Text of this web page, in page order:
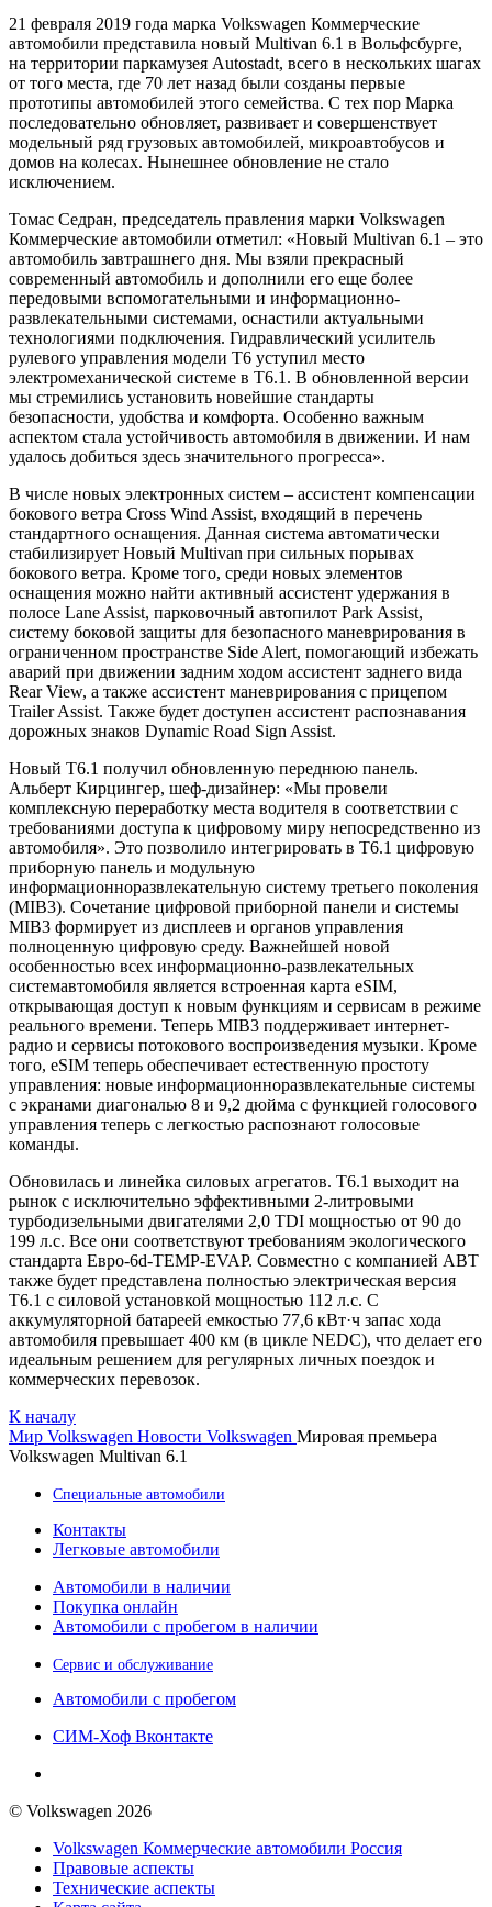
21 февраля 2019 года марка Volkswagen Коммерческие
автомобили представила новый Multivan 6.1 в Вольфсбурге,
на территории паркамузея Autostadt, всего в нескольких шагах
от того места, где 70 лет назад были созданы первые
прототипы автомобилей этого семейства. С тех пор Марка
последовательно обновляет, развивает и совершенствует
модельный ряд грузовых автомобилей, микроавтобусов и
домов на колесах. Нынешнее обновление не стало
исключением.
Томас Седран, председатель правления марки Volkswagen
Коммерческие автомобили отметил: «Новый Multivan 6.1 – это
автомобиль завтрашнего дня. Мы взяли прекрасный
современный автомобиль и дополнили его еще более
передовыми вспомогательными и информационно-
развлекательными системами, оснастили актуальными
технологиями подключения. Гидравлический усилитель
рулевого управления модели T6 уступил место
электромеханической системе в T6.1. В обновленной версии
мы стремились установить новейшие стандарты
безопасности, удобства и комфорта. Особенно важным
аспектом стала устойчивость автомобиля в движении. И нам
удалось добиться здесь значительного прогресса».
В числе новых электронных систем – ассистент компенсации
бокового ветра Cross Wind Assist, входящий в перечень
стандартного оснащения. Данная система автоматически
стабилизирует Новый Multivan при сильных порывах
бокового ветра. Кроме того, среди новых элементов
оснащения можно найти активный ассистент удержания в
полосе Lane Assist, парковочный автопилот Park Assist,
систему боковой защиты для безопасного маневрирования в
ограниченном пространстве Side Alert, помогающий избежать
аварий при движении задним ходом ассистент заднего вида
Rear View, а также ассистент маневрирования с прицепом
Trailer Assist. Также будет доступен ассистент распознавания
дорожных знаков Dynamic Road Sign Assist.
Новый T6.1 получил обновленную переднюю панель.
Альберт Кирцингер, шеф-дизайнер: «Мы провели
комплексную переработку места водителя в соответствии с
требованиями доступа к цифровому миру непосредственно из
автомобиля». Это позволило интегрировать в Т6.1 цифровую
приборную панель и модульную
информационноразвлекательную систему третьего поколения
(MIB3). Сочетание цифровой приборной панели и системы
MIB3 формирует из дисплеев и органов управления
полноценную цифровую среду. Важнейшей новой
особенностью всех информационно-развлекательных
системавтомобиля является встроенная карта eSIM,
открывающая доступ к новым функциям и сервисам в режиме
реального времени. Теперь MIB3 поддерживает интернет-
радио и сервисы потокового воспроизведения музыки. Кроме
того, eSIM теперь обеспечивает естественную простоту
управления: новые информационноразвлекательные системы
с экранами диагональю 8 и 9,2 дюйма с функцией голосового
управления теперь с легкостью распознают голосовые
команды.
Обновилась и линейка силовых агрегатов. T6.1 выходит на
рынок с исключительно эффективными 2-литровыми
турбодизельными двигателями 2,0 TDI мощностью от 90 до
199 л.с. Все они соответствуют требованиям экологического
стандарта Евро-6d-TEMP-EVAP. Совместно с компанией ABT
также будет представлена полностью электрическая версия
T6.1 с силовой установкой мощностью 112 л.с. С
аккумуляторной батареей емкостью 77,6 кВт·ч запас хода
автомобиля превышает 400 км (в цикле NEDC), что делает его
идеальным решением для регулярных личных поездок и
коммерческих перевозок.
К началу
Мир Volkswagen Новости Volkswagen Мировая премьера
Volkswagen Multivan 6.1
Специальные автомобили
Контакты
Легковые автомобили
Автомобили в наличии
Покупка онлайн
Автомобили с пробегом в наличии
Сервис и обслуживание
Автомобили с пробегом
СИМ-Хоф Вконтакте
© Volkswagen 2026
Volkswagen Коммерческие автомобили Россия
Правовые аспекты
Технические аспекты